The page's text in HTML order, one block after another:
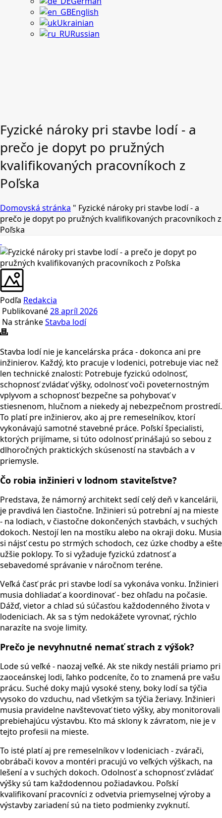
English
Ukrainian
Russian
Fyzické nároky pri stavbe lodí - a
prečo je dopyt po pružných
kvalifikovaných pracovníkoch z
Poľska
Domovská stránka " Fyzické nároky pri stavbe lodí - a
prečo je dopyt po pružných kvalifikovaných pracovníkoch z
Poľska
Podľa Redakcia
Publikované28 apríl 2026
Na stránkeStavba lodí
Stavba lodí nie je kancelárska práca - dokonca ani pre
inžinierov. Každý, kto pracuje v lodenici, potrebuje viac než
len technické znalosti: Potrebuje fyzickú odolnosť,
schopnosť zvládať výšky, odolnosť voči poveternostným
vplyvom a schopnosť bezpečne sa pohybovať v
stiesnenom, hlučnom a niekedy aj nebezpečnom prostredí.
To platí pre inžinierov, ako aj pre remeselníkov, ktorí
vykonávajú samotné stavebné práce. Poľskí špecialisti,
ktorých prijímame, si túto odolnosť prinášajú so sebou z
dlhoročných praktických skúseností na stavbách a v
priemysle.
Čo robia inžinieri v lodnom staviteľstve?
Predstava, že námorný architekt sedí celý deň v kancelárii,
je pravdivá len čiastočne. Inžinieri sú potrební aj na mieste
- na lodiach, v čiastočne dokončených stavbách, v suchých
dokoch. Nestojí len na mostíku alebo na okraji doku. Musia
si nájsť cestu po strmých schodoch, cez úzke chodby a ešte
užšie poklopy. To si vyžaduje fyzickú zdatnosť a
sebavedomé správanie v náročnom teréne.
Veľká časť prác pri stavbe lodí sa vykonáva vonku. Inžinieri
musia dohliadať a koordinovať - bez ohľadu na počasie.
Dážď, vietor a chlad sú súčasťou každodenného života v
lodeniciach. Ak sa s tým nedokážete vyrovnať, rýchlo
narazíte na svoje limity.
Prečo je nevyhnutné nemať strach z výšok?
Lode sú veľké - naozaj veľké. Ak ste nikdy nestáli priamo pri
zaoceánskej lodi, ľahko podceníte, čo to znamená pre vašu
prácu. Suché doky majú vysoké steny, boky lodí sa týčia
vysoko do vzduchu, nad všetkým sa týčia žeriavy. Inžinieri
musia pravidelne navštevovať tieto výšky, aby monitorovali
prebiehajúcu výstavbu. Kto má sklony k závratom, nie je v
tejto profesii na mieste.
To isté platí aj pre remeselníkov v lodeniciach - zvárači,
obrábači kovov a montéri pracujú vo veľkých výškach, na
lešení a v suchých dokoch. Odolnosť a schopnosť zvládať
výšky sú tam každodennou požiadavkou. Poľskí
kvalifikovaní pracovníci z odvetvia priemyselnej výroby a
výstavby zariadení sú na tieto podmienky zvyknutí.